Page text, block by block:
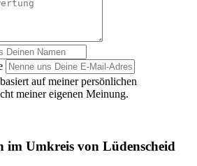
auf meiner persönlichen
meiner eigenen Meinung.
im Umkreis von Lüdenscheid